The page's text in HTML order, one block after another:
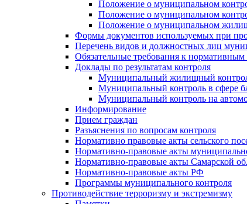
Положение о муниципальном
Положение о муниципальном
Положение о муниципальном
Формы документов используемых при
Перечень видов и должностных лиц
Обязательные требования к
Доклады по результатам контроля
Муниципальный жилищный
Муниципальный контроль в сфере
Муниципальный контроль на
Информирование
Прием граждан
Разъяснения по вопросам контроля
Нормативно правовые акты сельского
Нормативно-правовые акты
Нормативно-правовые акты Самарской
Нормативно-правовые акты РФ
Программы муниципального контроля
Противодействие терроризму и экстремизму